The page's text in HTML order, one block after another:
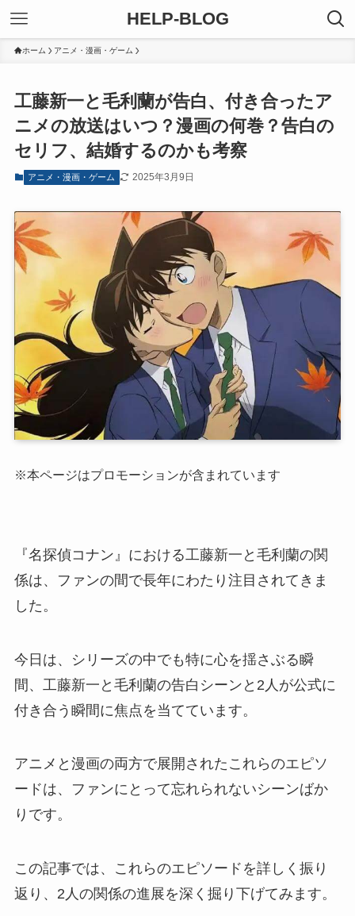
HELP-BLOG
ホーム アニメ・漫画・ゲーム
工藤新一と毛利蘭が告白、付き合ったア
ニメの放送はいつ？漫画の何巻？告白の
セリフ、結婚するのかも考察
アニメ・漫画・ゲーム 2025年3月9日
※本ページはプロモーションが含まれています
『名探偵コナン』における工藤新一と毛利蘭の関
係は、ファンの間で長年にわたり注目されてきま
した。
今日は、シリーズの中でも特に心を揺さぶる瞬
間、工藤新一と毛利蘭の告白シーンと2人が公式に
付き合う瞬間に焦点を当てています。
アニメと漫画の両方で展開されたこれらのエピソ
ードは、ファンにとって忘れられないシーンばか
りです。
この記事では、これらのエピソードを詳しく振り
返り、2人の関係の進展を深く掘り下げてみます。